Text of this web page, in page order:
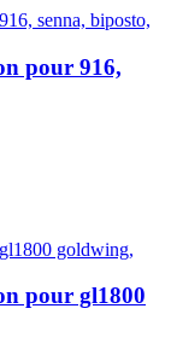
pour 916,
pour gl1800